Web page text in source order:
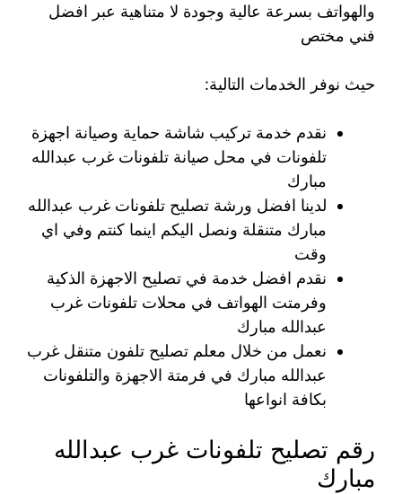
والهواتف بسرعة عالية وجودة لا متناهية عبر افضل
فني مختص
حيث نوفر الخدمات التالية:
نقدم خدمة تركيب شاشة حماية وصيانة اجهزة
تلفونات في محل صيانة تلفونات غرب عبدالله
مبارك
لدينا افضل ورشة تصليح تلفونات غرب عبدالله
مبارك متنقلة ونصل اليكم اينما كنتم وفي اي
وقت
نقدم افضل خدمة في تصليح الاجهزة الذكية
وفرمتت الهواتف في محلات تلفونات غرب
عبدالله مبارك
نعمل من خلال معلم تصليح تلفون متنقل غرب
عبدالله مبارك في فرمتة الاجهزة والتلفونات
بكافة انواعها
رقم تصليح تلفونات غرب عبدالله
مبارك